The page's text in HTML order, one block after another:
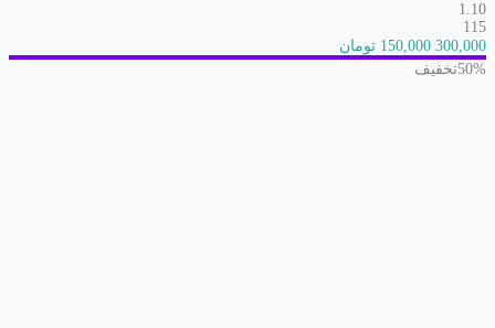
1.10
115
300,000 150,000 تومان
50%تخفیف